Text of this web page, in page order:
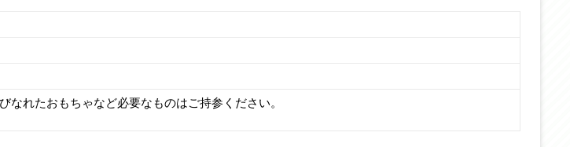
れたおもちゃなど必要なものはご持参ください。